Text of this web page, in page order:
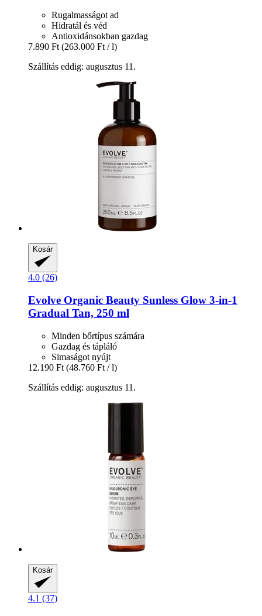
Rugalmasságot ad
Hidratál és véd
Antioxidánsokban gazdag
7.890 Ft (263.000 Ft / l)
Szállítás eddig: augusztus 11.
Kosár
4.0 (26)
Evolve Organic Beauty Sunless Glow 3-​in-​1
Gradual Tan, 250 ml
Minden bőrtípus számára
Gazdag és tápláló
Simaságot nyújt
12.190 Ft (48.760 Ft / l)
Szállítás eddig: augusztus 11.
Kosár
4.1 (37)